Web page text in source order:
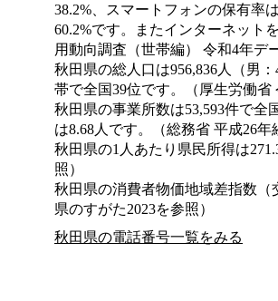
38.2%、スマートフォンの保有率
60.2%です。またインターネット
用動向調査（世帯編） 令和4年デ
秋田県の総人口は956,836人（男
帯で全国39位です。（厚生労働
秋田県の事業所数は53,593件で全
は8.68人です。（総務省 平成26
秋田県の1人あたり県民所得は
照）
秋田県の消費者物価地域差指数（
県のすがた2023を参照）
秋田県の電話番号一覧をみる